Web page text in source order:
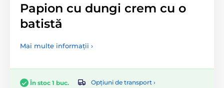
Papion cu dungi crem cu o
batistă
Mai multe informații ›
În stoc 1 buc.
Opțiuni de transport ›